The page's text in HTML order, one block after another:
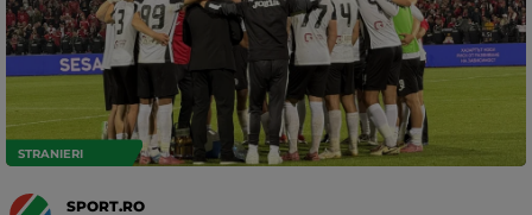
STRANIERI
SPORT.RO